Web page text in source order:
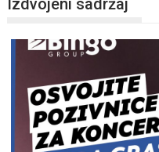
Izdvojeni sadržaj